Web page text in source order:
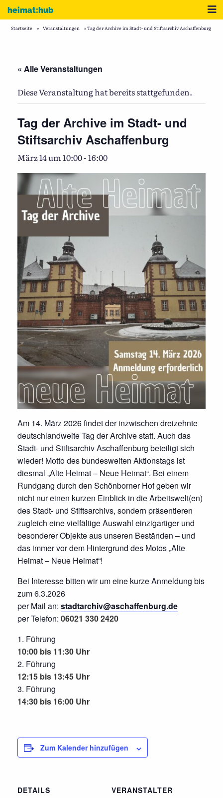
Zum Inhalt
heimat:hub
Startseite » Veranstaltungen »Tag der Archive im Stadt- und Stiftsarchiv Aschaffenburg
« Alle Veranstaltungen
Diese Veranstaltung hat bereits stattgefunden.
Tag der Archive im Stadt- und
Stiftsarchiv Aschaffenburg
März 14 um 10:00-16:00
Am 14. März 2026 findet der inzwischen dreizehnte
deutschlandweite Tag der Archive statt. Auch das
Stadt- und Stiftsarchiv Aschaffenburg beteiligt sich
wieder! Motto des bundesweiten Aktionstags ist
diesmal „Alte Heimat – Neue Heimat“. Bei einem
Rundgang durch den Schönborner Hof geben wir
nicht nur einen kurzen Einblick in die Arbeitswelt(en)
des Stadt- und Stiftsarchivs, sondern präsentieren
zugleich eine vielfältige Auswahl einzigartiger und
besonderer Objekte aus unseren Beständen – und
das immer vor dem Hintergrund des Motos „Alte
Heimat – Neue Heimat“!
Bei Interesse bitten wir um eine kurze Anmeldung bis
zum 6.3.2026
per Mail an: stadtarchiv@aschaffenburg.de
per Telefon: 06021 330 2420
Führung
10:00 bis 11:30 Uhr
Führung
12:15 bis 13:45 Uhr
Führung
14:30 bis 16:00 Uhr
Zum Kalender hinzufügen
DETAILS
VERANSTALTER